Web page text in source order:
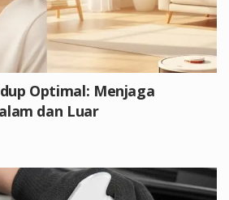
Optimal: Menjaga
dan Luar